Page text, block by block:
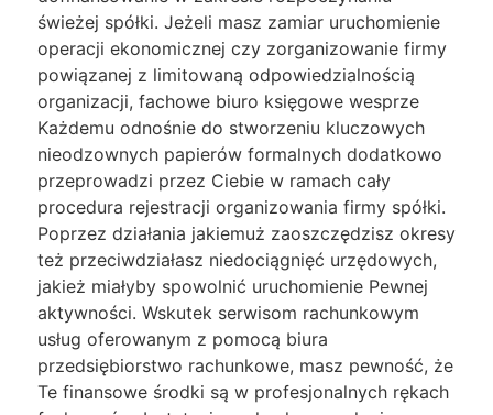
świeżej spółki. Jeżeli masz zamiar uruchomienie
operacji ekonomicznej czy zorganizowanie firmy
powiązanej z limitowaną odpowiedzialnością
organizacji, fachowe biuro księgowe wesprze
Każdemu odnośnie do stworzeniu kluczowych
nieodzownych papierów formalnych dodatkowo
przeprowadzi przez Ciebie w ramach cały
procedura rejestracji organizowania firmy spółki.
Poprzez działania jakiemuż zaoszczędzisz okresy
też przeciwdziałasz niedociągnięć urzędowych,
jakież miałyby spowolnić uruchomienie Pewnej
aktywności. Wskutek serwisom rachunkowym
usług oferowanym z pomocą biura
przedsiębiorstwo rachunkowe, masz pewność, że
Te finansowe środki są w profesjonalnych rękach